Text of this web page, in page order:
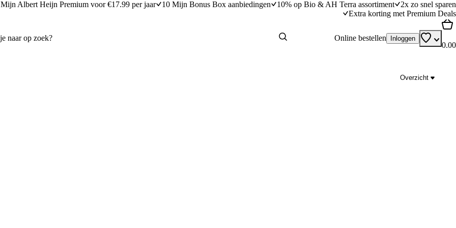
Mijn Albert Heijn Premium voor €17.99 per jaar 10 Mijn Bonus Box aanbiedingen 10% op Bio & AH Terra assortiment
2x zo snel sparen
Extra korting met Premium Deals
Online bestellen Inloggen
0.00
Overzicht